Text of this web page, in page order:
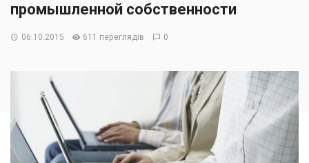
промышленной собственности
06.10.2015 611 переглядів 0